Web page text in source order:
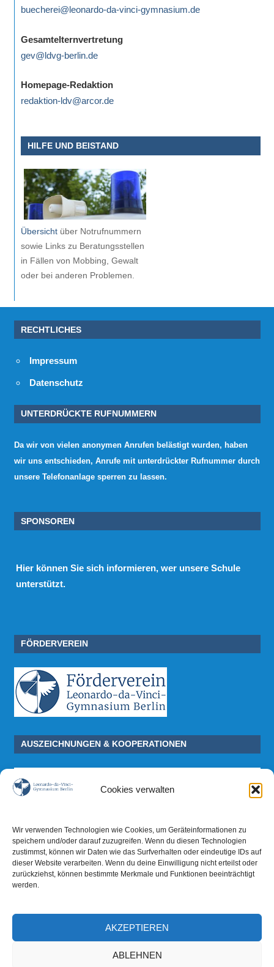
Cookies verwalten
Wir verwenden Technologien wie Cookies, um Geräteinformationen zu
speichern und/oder darauf zuzugreifen. Wenn du diesen Technologien
zustimmst, können wir Daten wie das Surfverhalten oder eindeutige IDs auf
dieser Website verarbeiten. Wenn du deine Einwilligung nicht erteilst oder
zurückziehst, können bestimmte Merkmale und Funktionen beeinträchtigt
werden.
AKZEPTIEREN
ABLEHNEN
buecherei@leonardo-da-vinci-gymnasium.de
Gesamtelternvertretung
gev@ldvg-berlin.de
Homepage-Redaktion
redaktion-ldv@arcor.de
HILFE UND BEISTAND
Übersichtüber Notrufnummern
sowie Links zu Beratungsstellen
in Fällen von Mobbing, Gewalt
oder bei anderen Problemen.
RECHTLICHES
Impressum
Datenschutz
UNTERDRÜCKTE RUFNUMMERN
Da wir von vielen anonymen Anrufen belästigt wurden, haben
wir uns entschieden, Anrufe mit unterdrückter Rufnummer durch
unsere Telefonanlage sperren zu lassen.
SPONSOREN
Hier können Sie sich informieren, wer unsere Schule
unterstützt.
FÖRDERVEREIN
AUSZEICHNUNGEN & KOOPERATIONEN